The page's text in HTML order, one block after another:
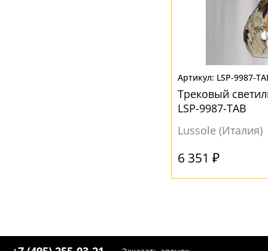
LSP-9987-
Трековый
LSP-9987-TAB
Lussole (Италия)
6 351 ₽